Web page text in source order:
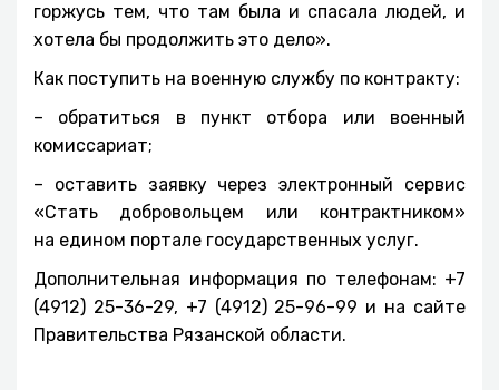
горжусь тем, что там была и спасала людей, и
хотела бы продолжить это дело».
Как поступить на военную службу по контракту:
– обратиться в пункт отбора или военный
комиссариат;
– оставить заявку через электронный сервис
«Стать добровольцем или контрактником»
на едином портале государственных услуг.
Дополнительная информация по телефонам: +7
(4912) 25-36-29, +7 (4912) 25-96-99 и на сайте
Правительства Рязанской области.